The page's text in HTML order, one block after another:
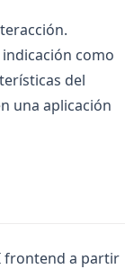
como
del
una aplicación
frontend a partir